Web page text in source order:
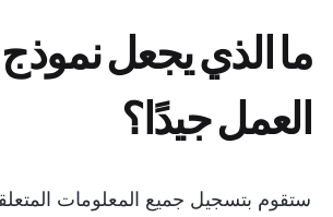
ما الذي يجعل
العمل جيدًا؟
ستقوم بتسجيل جميع المعلومات